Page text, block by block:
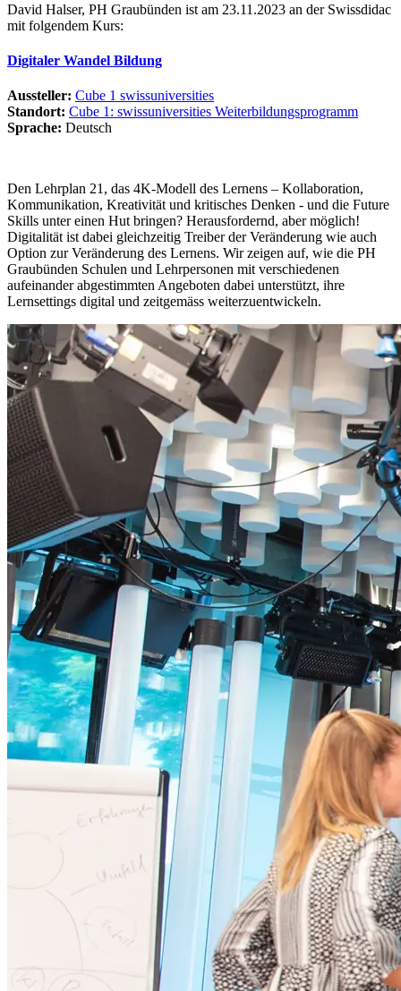
David Halser, PH Graubünden ist am 23.11.2023 an der Swissdidac
mit folgendem Kurs:
Digitaler Wandel Bildung
Aussteller: Cube 1 swissuniversities
Standort: Cube 1: swissuniversities Weiterbildungsprogramm
Sprache: Deutsch
Den Lehrplan 21, das 4K-Modell des Lernens – Kollaboration,
Kommunikation, Kreativität und kritisches Denken - und die Future
Skills unter einen Hut bringen? Herausfordernd, aber möglich!
Digitalität ist dabei gleichzeitig Treiber der Veränderung wie auch
Option zur Veränderung des Lernens. Wir zeigen auf, wie die PH
Graubünden Schulen und Lehrpersonen mit verschiedenen
aufeinander abgestimmten Angeboten dabei unterstützt, ihre
Lernsettings digital und zeitgemäss weiterzuentwickeln.